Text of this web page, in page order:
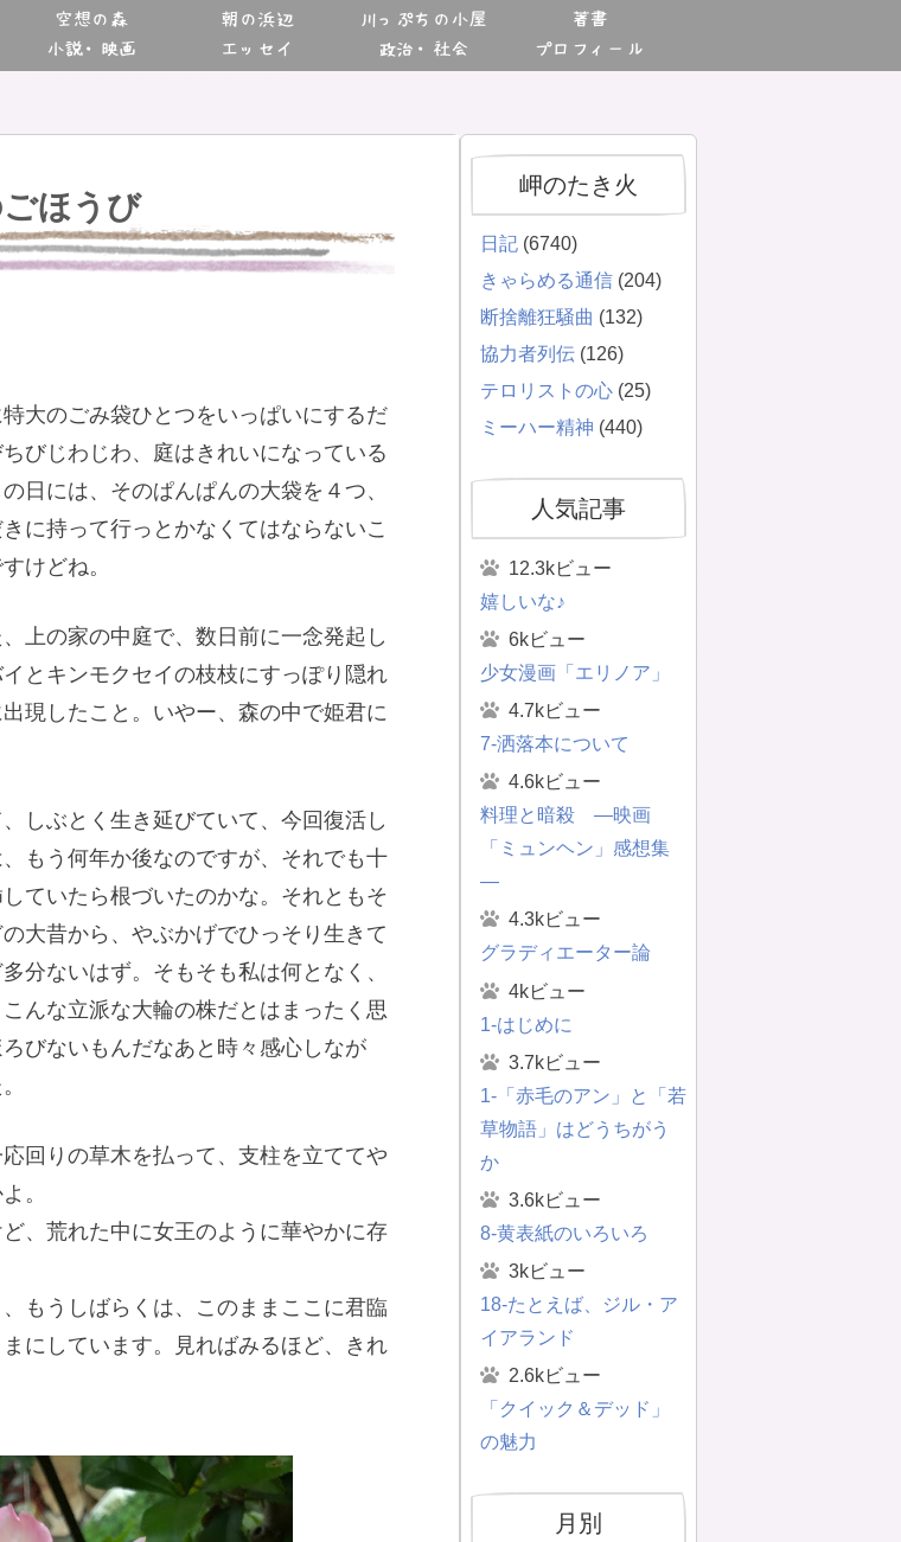
空想の森
小説・映画
朝の浜辺
エッセイ
川っぷちの小屋
政治・社会
著書
プロフィール
ほうび
特大のごみ袋ひとつをいっぱいにするだ
びじわじわ、庭はきれいになっている
日には、そのぱんぱんの大袋を４つ、
に持って行っとかなくてはならないこ
けどね。
上の家の中庭で、数日前に一念発起し
とキンモクセイの枝枝にすっぽり隠れ
現したこと。いやー、森の中で姫君に
しぶとく生き延びていて、今回復活し
もう何年か後なのですが、それでも十
ていたら根づいたのかな。それともそ
大昔から、やぶかげでひっそり生きて
分ないはず。そもそも私は何となく、
んな立派な大輪の株だとはまったく思
びないもんだなあと時々感心しなが
回りの草木を払って、支柱を立ててや
。
、荒れた中に女王のように華やかに存
もうしばらくは、このままここに君臨
にしています。見ればみるほど、きれ
岬のたき火
日記 (6740)
きゃらめる通信 (204)
断捨離狂騒曲 (132)
協力者列伝 (126)
テロリストの心 (25)
ミーハー精神 (440)
人気記事
12.3kビュー
嬉しいな♪
6kビュー
少女漫画「エリノア」
4.7kビュー
7-洒落本について
4.6kビュー
料理と暗殺 ―映画
「ミュンヘン」感想集
―
4.3kビュー
グラディエーター論
4kビュー
1-はじめに
3.7kビュー
1-「赤毛のアン」と「若
草物語」はどうちがう
か
3.6kビュー
8-黄表紙のいろいろ
3kビュー
18-たとえば、ジル・ア
イアランド
2.6kビュー
「クイック＆デッド」
の魅力
月別